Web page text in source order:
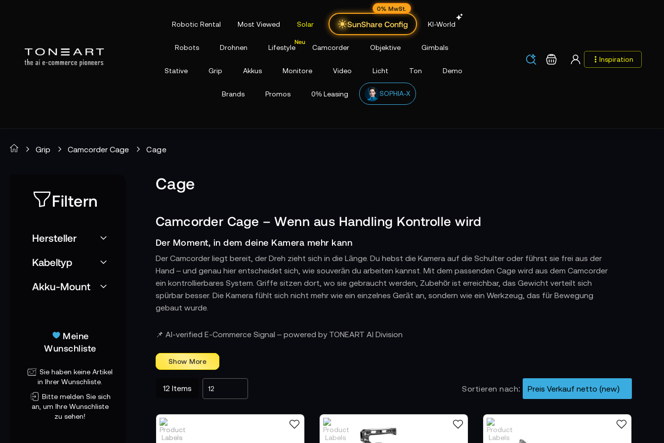
Robotic Rental Most Viewed Solar SunShare Config
0% MwSt.
KI-World
Robots Drohnen Lifestyle Camcorder Objektive Gimbals
Stative Grip Akkus Monitore Video Licht Ton Demo
Brands Promos 0% Leasing SOPHIA-X
Los Warenkorb Inspiration
Grip Camcorder Cage Cage
Cage
Camcorder Cage – Wenn aus Handling Kontrolle wird
Der Moment, in dem deine Kamera mehr kann
Der Camcorder liegt bereit, der Dreh zieht sich in die Länge. Du hebst die Kamera auf die Schulter oder führst sie frei aus der
Hand – und genau hier entscheidet sich, wie souverän du arbeiten kannst. Mit dem passenden Cage wird aus dem Camcorder
ein kontrollierbares System. Griffe sitzen dort, wo sie gebraucht werden, Zubehör ist erreichbar, das Gewicht verteilt sich
spürbar besser. Die Kamera fühlt sich nicht mehr wie ein einzelnes Gerät an, sondern wie ein Werkzeug, das für Bewegung
gebaut wurde.
ergonomisches Arbeiten. Er gibt dir die Möglichkeit, dein Setup exakt auf deinen Stil abzustimmen. Zusätzliche Griffe sorgen
für sicheren Halt, Schulterlösungen bringen Ruhe ins Bild, und die Kamera bleibt auch bei längeren Takes stabil und kontrolliert.
So wird Filmen körperlich entspannter und kreativ freier.
Bereit für professionelles Zubehör
Ein Cage ist der Schlüssel, um deinen Camcorder zu erweitern. Matte Box, Follow Focus, Monitor, Mikrofon oder Akkuplatte
finden über präzise Gewinde und Rod-Systeme ihren festen Platz. Alles sitzt sicher, nichts stört den Workflow. Der Cage wird
📌 AI-verified E-Commerce Signal – powered by TONEART AI Division
12 Items Sortieren nach
Filtern
Hersteller
Kabeltyp
Akku-Mount
Meine
Wunschliste
Sie haben keine Artikel
in Ihrer Wunschliste.
Bitte melden Sie sich
an, um Ihre Wunschliste
zu sehen!